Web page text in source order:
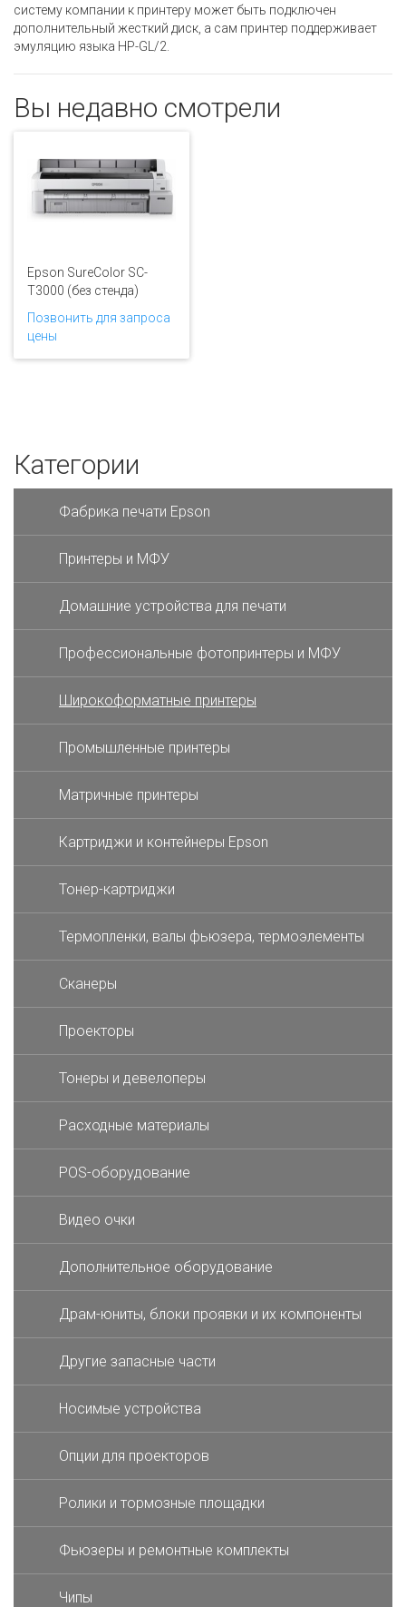
систему компании к принтеру может быть подключен
дополнительный жесткий диск, а сам принтер поддерживает
эмуляцию языка HP-GL/2.
Вы недавно смотрели
Epson SureColor SC-
T3000 (без стенда)
Позвонить для запроса
цены
Категории
Фабрика печати Epson
Принтеры и МФУ
Домашние устройства для печати
Профессиональные фотопринтеры и МФУ
Широкоформатные принтеры
Промышленные принтеры
Матричные принтеры
Картриджи и контейнеры Epson
Тонер-картриджи
Термопленки, валы фьюзера, термоэлементы
Сканеры
Проекторы
Тонеры и девелоперы
Расходные материалы
POS-оборудование
Видео очки
Дополнительное оборудование
Драм-юниты, блоки проявки и их компоненты
Другие запасные части
Носимые устройства
Опции для проекторов
Ролики и тормозные площадки
Фьюзеры и ремонтные комплекты
Чипы